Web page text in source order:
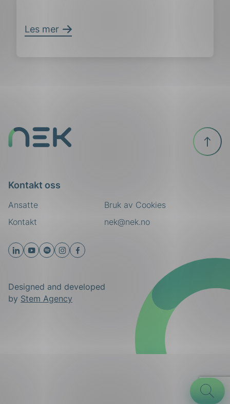
Les mer
Kontakt oss
Ansatte
nek@nek.no
Kontakt
Bruk av Cookies
Designed and developed
by Stem Agency
Til
toppen